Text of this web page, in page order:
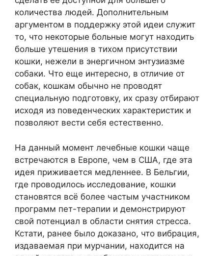
количества людей. Дополнительным
аргументом в поддержку этой идеи служит
то, что некоторые больные могут находить
больше утешения в тихом присутствии
кошки, нежели в энергичном энтузиазме
собаки. Что еще интересно, в отличие от
собак, кошкам обычно не проводят
специальную подготовку, их сразу отбирают
исходя из поведенческих характеристик и
позволяют вести себя естественно.
На данный момент лечебные кошки чаще
встречаются в Европе, чем в США, где эта
идея приживается медленнее. В Бельгии,
где проводилось исследование, кошки
становятся всё более частым участником
программ пет-терапии и демонстрируют
свой потенциал в области снятия стресса.
Кстати, ранее было доказано, что вибрация,
издаваемая при мурчании, находится на